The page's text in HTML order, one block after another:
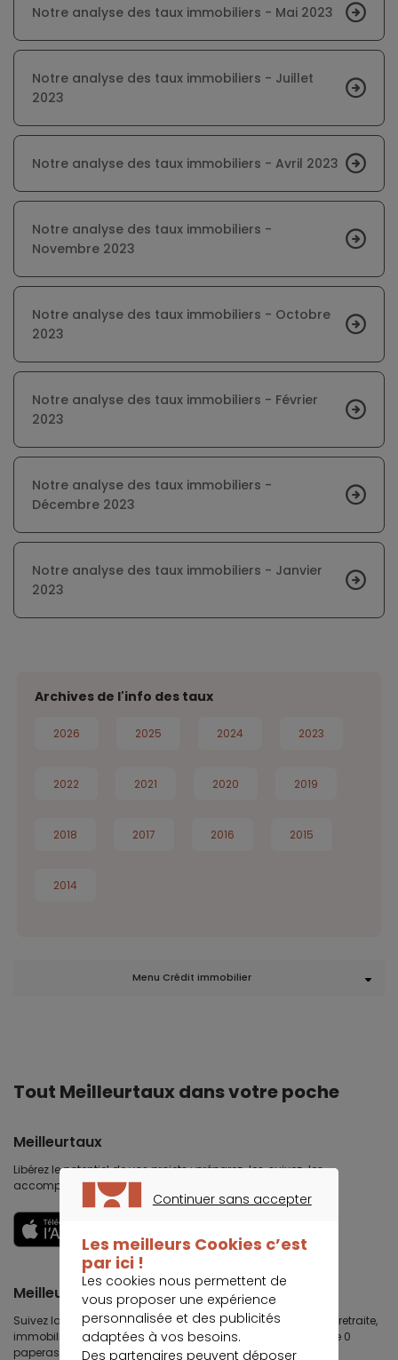
Notre analyse des taux immobiliers - Mai 2023
Notre analyse des taux immobiliers - Juillet
2023
Notre analyse des taux immobiliers - Avril 2023
Notre analyse des taux immobiliers -
Novembre 2023
Notre analyse des taux immobiliers - Octobre
2023
Notre analyse des taux immobiliers - Février
2023
Notre analyse des taux immobiliers -
Décembre 2023
Notre analyse des taux immobiliers - Janvier
2023
Archives de l'info des taux
2026 2025 2024 2023
2022 2021 2020 2019
2018 2017 2016 2015
2014
Menu Crédit immobilier
Tout Meilleurtaux dans votre poche
Meilleurtaux
Libérez le potentiel de vos projets : préparez-les, suivez-les,
accomplissez-les.
Meilleurtaux Placement
Suivez la performance de tous vos contrats (assurance vie, retraite,
immobilier, défiscalisation) et re-versez facilement. Garantie 0
paperasse.
Continuer sans accepter
Les meilleurs Cookies c’est
par ici !
Les cookies nous permettent de
vous proposer une expérience
personnalisée et des publicités
adaptées à vos besoins.
Des partenaires peuvent déposer